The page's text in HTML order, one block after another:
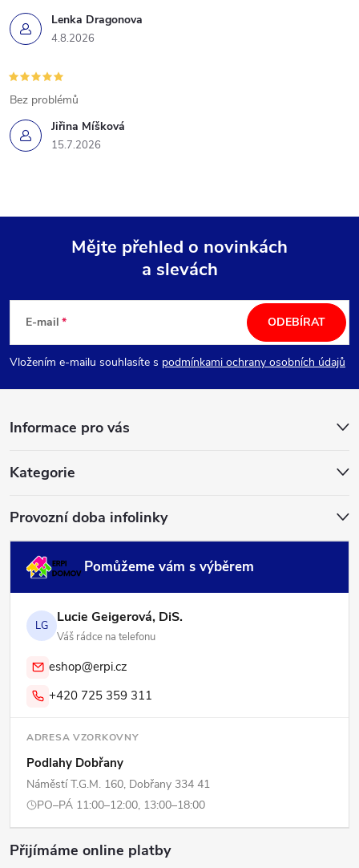
Lenka Dragonova
4.8.2026
Jiřina Míšková
15.7.2026
Bez problémů
p
a
Mějte přehled o novinkách
a slevách
E-mail
Vložením e-mailu souhlasíte s podmínkami ochrany osobních údajů
ODEBÍRAT
Informace pro vás
Kategorie
Provozní doba infolinky
Pomůžeme vám s výběrem
LG Lucie Geigerová, DiS.
Váš rádce na telefonu
eshop@erpi.cz
+420 725 359 311
ADRESA VZORKOVNY
Podlahy Dobřany
Náměstí T.G.M. 160, Dobřany 334 41
PO–PÁ 11:00–12:00, 13:00–18:00
Přijímáme online platby